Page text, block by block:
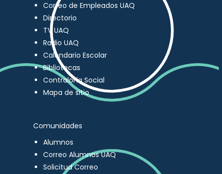
Correo de Empleados UAQ
Directorio
TV UAQ
Radio UAQ
Calendario Escolar
Bibliotecas
Contraloría Social
Mapa de sitio
Comunidades
Alumnos
Correo Alumnos UAQ
Solicitud Correo